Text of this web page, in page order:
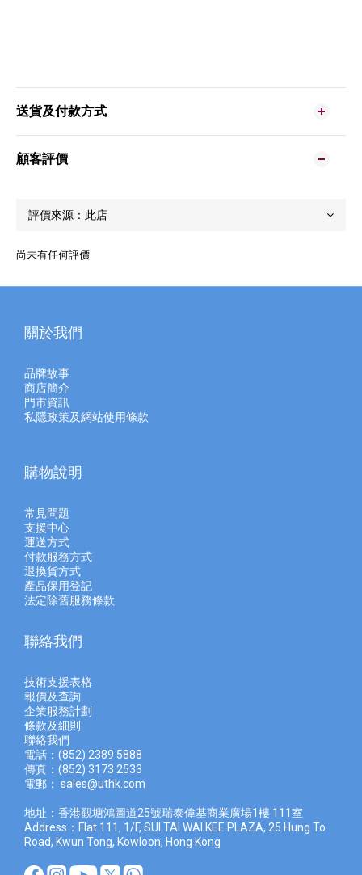
送貨及付款方式
顧客評價
尚未有任何評價
關於我們
品牌故事
商店簡介
門市資訊
私隱政策及網站使用條款
購物說明
常見問題
支援中心
運送方式
付款服務方式
退換貨方式
產品保用登記
法定除舊服務條款
聯絡我們
技術支援表格
報價及查詢
企業服務計劃
條款及細則
聯絡我們
電話：(852) 2389 5888
傳真：(852) 3173 2533
電郵： sales@uthk.com
地址：香港觀塘鴻圖道25號瑞泰偉基商業廣場1樓 111室
Address：Flat 111, 1/F, SUI TAI WAI KEE PLAZA, 25 Hung To
Road, Kwun Tong, Kowloon, Hong Kong